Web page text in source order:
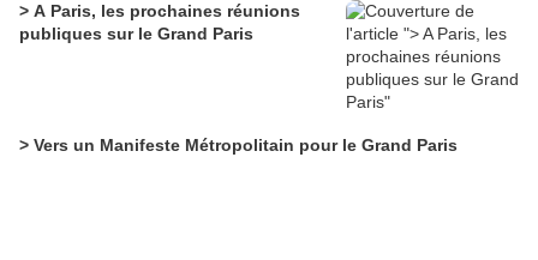
> A Paris, les prochaines réunions
publiques sur le Grand Paris
> Vers un Manifeste Métropolitain pour le Grand Paris